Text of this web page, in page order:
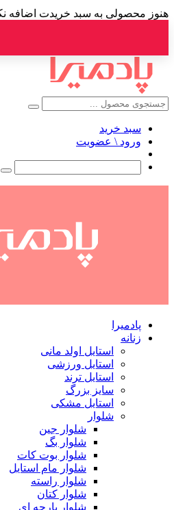
هنوز محصولی به سبد خریدت اضافه
سبد خرید
ورود \ عضویت
پادمیرا
زنانه
استایل اولد مانی
استایل ورزشی
استایل ترند
سایز بزرگ
استایل مشکی
شلوار
شلوار جین
شلوار بگ
شلوار بوت کات
شلوار مام استایل
شلوار راسته
شلوار کتان
شلوار پارچه ای